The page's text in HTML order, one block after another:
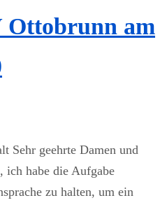
Ottobrunn am
Sehr geehrte Damen und
ich habe die Aufgabe
zu halten, um ein